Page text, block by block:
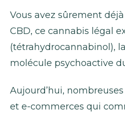
Vous avez sûrement
CBD, ce cannabis légal
(tétrahydrocannabinol),
molécule psychoactive
Aujourd’hui,
et e-commerces qui